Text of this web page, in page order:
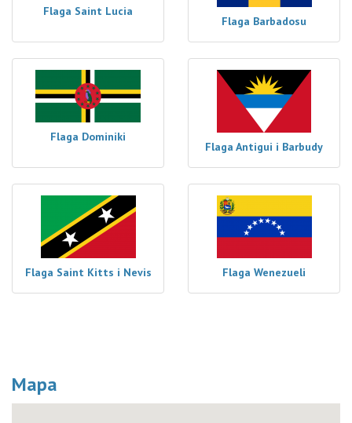
Flaga Saint Lucia
Flaga Barbadosu
Flaga Dominiki
Flaga Antigui i Barbudy
Flaga Saint Kitts i Nevis Flaga Wenezueli
Mapa